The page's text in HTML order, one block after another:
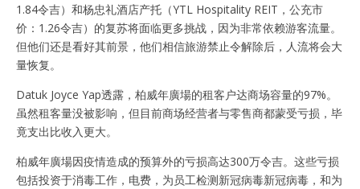
1.84令吉）和杨忠礼酒店产托（YTL Hospitality REIT，公充市
价：1.26令吉）的复苏将面临更多挑战，因为非常依赖游客流量。
但他们还是看好其前景，他们相信旅游禁止令解除后，人流将会大
量恢复。
Datuk Joyce Yap透露，柏威年廣場的租客户达商场容量的97%。
虽然租客量没被影响，但目前商场经营者与零售商都蒙受亏损，毕
竟支出比收入更大。
柏威年廣場因疫情造成的预算外的亏损高达300万令吉。这些亏损
包括投资于消毒工作，电费，为员工检测新冠病毒新冠病毒，和为